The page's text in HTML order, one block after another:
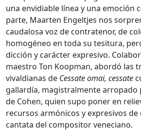
una envidiable línea y una emoción
parte, Maarten Engeltjes nos
caudalosa voz de contratenor, de
homogéneo en toda su tesitura,
dicción y carácter expresivo.
maestro Ton Koopman, abordó las
vivaldianas de Cessate omai, cessate
gallardía, magistralmente arropado
de Cohen, quien supo poner en
recursos armónicos y expresivos de
cantata del compositor veneciano.